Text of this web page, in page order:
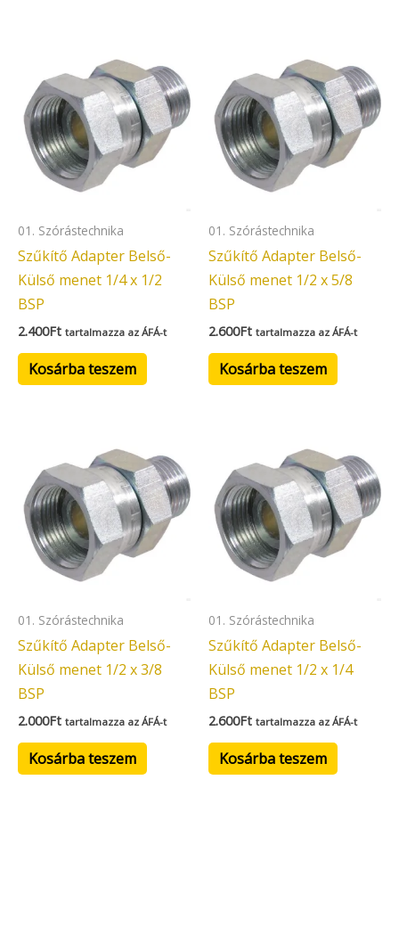
01. Szórástechnika
Szűkítő Adapter Belső-
Külső menet 1/4 x 1/2
BSP
2.400Ft tartalmazza az ÁFÁ-t
Kosárba teszem
01. Szórástechnika
Szűkítő Adapter Belső-
Külső menet 1/2 x 5/8
BSP
2.600Ft tartalmazza az ÁFÁ-t
Kosárba teszem
01. Szórástechnika
Szűkítő Adapter Belső-
Külső menet 1/2 x 3/8
BSP
2.000Ft tartalmazza az ÁFÁ-t
Kosárba teszem
01. Szórástechnika
Szűkítő Adapter Belső-
Külső menet 1/2 x 1/4
BSP
2.600Ft tartalmazza az ÁFÁ-t
Kosárba teszem